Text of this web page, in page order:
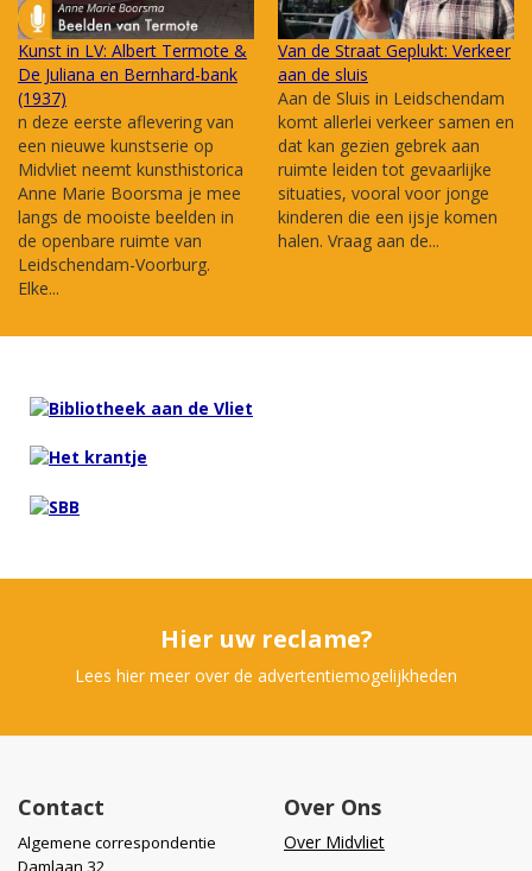
Kunst in LV: Albert Termote &
De Juliana en Bernhard-bank
(1937)
n deze eerste aflevering van
een nieuwe kunstserie op
Midvliet neemt kunsthistorica
Anne Marie Boorsma je mee
langs de mooiste beelden in
de openbare ruimte van
Leidschendam-Voorburg.
Elke...
Van de Straat Geplukt: Verkeer
aan de sluis
Aan de Sluis in Leidschendam
komt allerlei verkeer samen en
dat kan gezien gebrek aan
ruimte leiden tot gevaarlijke
situaties, vooral voor jonge
kinderen die een ijsje komen
halen. Vraag aan de...
Hier uw reclame?
Lees hier meer over de advertentiemogelijkheden
Contact
Algemene correspondentie
Damlaan 32
Over Ons
Over Midvliet